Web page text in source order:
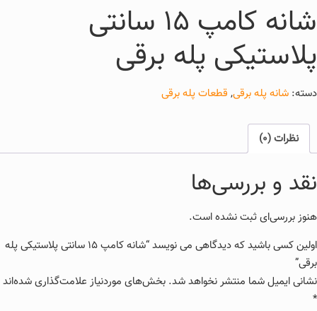
شانه کامپ 15 سانتی
پلاستیکی پله برقی
دسته: شانه پله برقی, قطعات پله برقی
نظرات (0)
نقد و بررسی‌ها
هنوز بررسی‌ای ثبت نشده است.
اولین کسی باشید که دیدگاهی می نویسد “شانه کامپ 15 سانتی پلاستیکی پله
برقی”
نشانی ایمیل شما منتشر نخواهد شد. بخش‌های موردنیاز علامت‌گذاری شده‌اند
*